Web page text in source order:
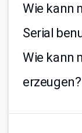
Wie kann
Serial
Wie kann
erzeugen?